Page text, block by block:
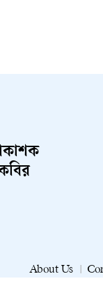
হচ্ছে। এছাড়া
দামও বেশি
কার্যালয় সূত্রে
ইউনিয়নের বাসিন্দা
About Us